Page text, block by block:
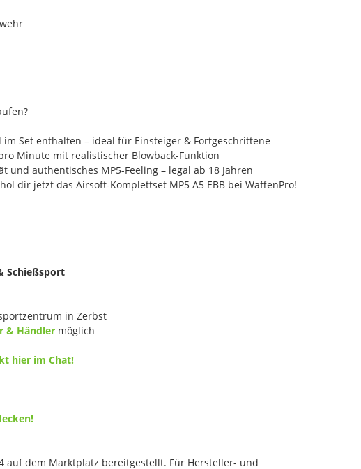
im Set enthalten – ideal für Einsteiger & Fortgeschrittene
Minute mit realistischer Blowback-Funktion
und authentisches MP5-Feeling – legal ab 18 Jahren
dir jetzt das Airsoft-Komplettset MP5 A5 EBB bei WaffenPro!
Schießsport
in Zerbst
& Händler möglich
hier im Chat!
auf dem Marktplatz bereitgestellt. Für Hersteller- und